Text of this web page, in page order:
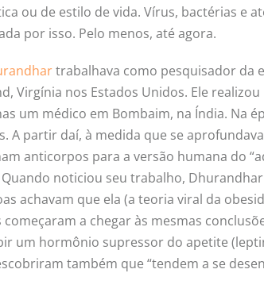
ou de estilo de vida. Vírus, bactérias e
por isso. Pelo menos, até agora.
trabalhava como pesquisador da
Virgínia nos Estados Unidos. Ele
um médico em Bombaim, na Índia. Na
A partir daí, à medida que se
anticorpos para a versão humana do
Quando noticiou seu trabalho,
achavam que ela (a teoria viral da
a chegar às mesmas
um hormônio supressor do apetite
também que “tendem a se